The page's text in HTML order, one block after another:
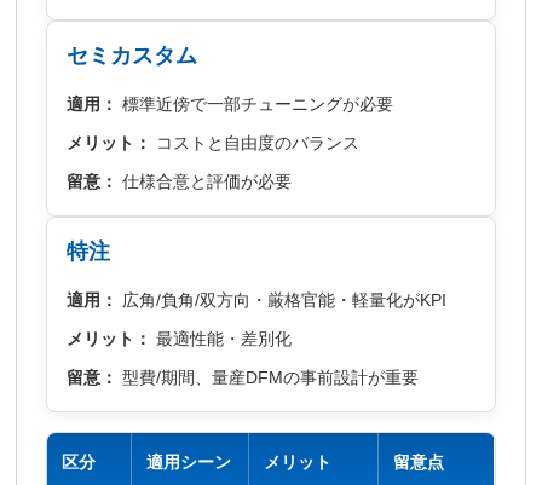
セミカスタム
適用： 標準近傍で一部チューニングが必要
メリット：
コストと自由度のバランス
留意： 仕様合意と評価が必要
特注
適用：
広角/負角/双方向・厳格官能・軽量化がKPI
メリット： 最適性能・差別化
留意： 型費/期間、量産DFMの事前設計が重要
区分 適用シーン メリット 留意点